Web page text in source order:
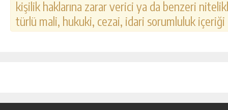
kişilik haklarına zarar verici ya da benzeri
türlü mali, hukuki, cezai, idari sorumluluk